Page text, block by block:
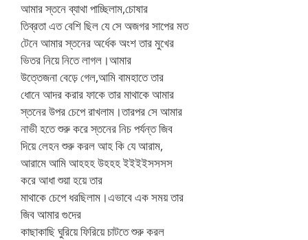
আমার স্তনে ব্যাথা পাচ্ছিলাম,চোষার
তিব্রতা এত বেশি ছিল যে সে অজগর সাপের মত
টেনে আমার স্তনের অর্ধেক অংশ তার মুখের
ভিতর নিয়ে নিতে লাগল।আমার
উত্তেজনা বেড়ে গেল,আমি বামহাতে তার
ধোনে আদর করার ফাকে তার মাথাকে আমার
স্তনের উপর চেপে রাখলাম।তারপর সে আমার
নাভী হতে শুরু করে স্তনের নিচ পর্যন্ত জিব
দিয়ে লেহন শুরু করল আহ কি যে আরাম,
আরামে আমি আহহহ উহহহ ইইইইসসসস
করে আধা শুয়া হয়ে তার
মাথাকে চেপে ধরছিলাম।এভাবে এক সময় তার
জিব আমার গুদের
কাছাকাছি ঘুরিয়ে ফিরিয়ে চাটতে শুরু করল